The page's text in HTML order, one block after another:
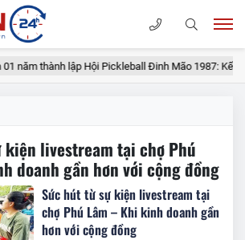
năm thành lập Hội Pickleball Đinh Mão 1987: Kết
kiện livestream tại chợ Phú
doanh gần hơn với cộng đồng
Sức hút từ sự kiện livestream tại
chợ Phú Lâm – Khi kinh doanh gần
hơn với cộng đồng